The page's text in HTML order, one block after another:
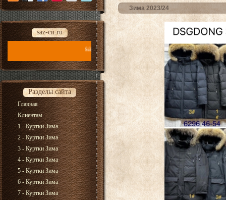
saz-cn.ru
saz-cn.ru - fashion style new collection 2026
Разделы сайта
Главная
Клиентам
1 - Куртки Зима
2 - Куртки Зима
3 - Куртки Зима
4 - Куртки Зима
5 - Куртки Зима
6 - Куртки Зима
7 - Куртки Зима
Зима 2023/24